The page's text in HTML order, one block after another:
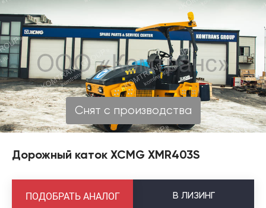
Снят с производства
Дорожный каток XCMG XMR403S
В ЛИЗИНГ
ПОДОБРАТЬ АНАЛОГ